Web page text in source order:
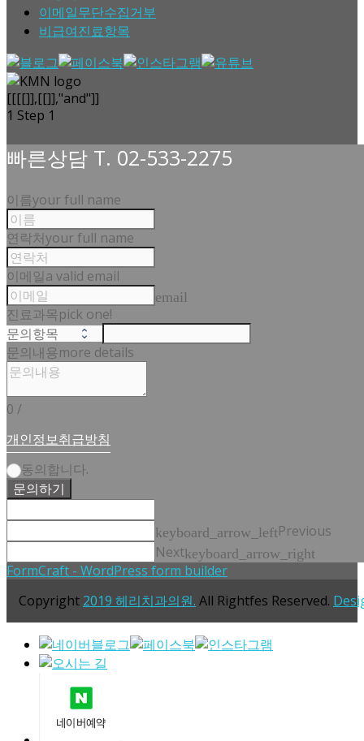
이메일무단수집거부
비급여진료항목
[[[[]],[[]],"and"]]
1 Step 1
빠른상담 T. 02-533-2275
이름your full name
연락처your full name
이메일a valid email
email
진료과목pick one!
문의내용more details
0 /
개인정보취급방침
동의합니다.
문의하기
keyboard_arrow_leftPrevious
Nextkeyboard_arrow_right
FormCraft - WordPress form builder
Copyright 2019 헤리치과의원. All Rightfes Reserved.